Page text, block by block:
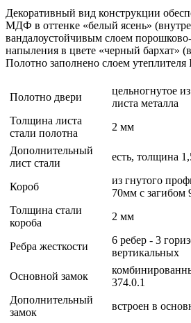
Декоративный вид конструкции
МДФ в оттенке «белый ясень»
вандалоустойчивым слоем
напыления в цвете «черный бархат»
Полотно заполнено слоем утеплителя
Полотно двери
цельногнутое
листа металла
Толщина листа
стали полотна
2 мм
Дополнительный
лист стали
есть, толщина
Короб
из гнутого
70мм с загибом
Толщина стали
короба
2 мм
Ребра жесткости
6 ребер - 3
вертикальных
Основной замок
374.0.1
Дополнительный
замок
встроен в